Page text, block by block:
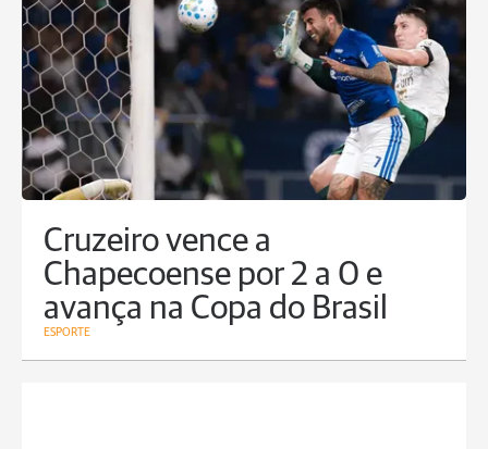
Cruzeiro vence a
Chapecoense por 2 a 0 e
avança na Copa do Brasil
ESPORTE